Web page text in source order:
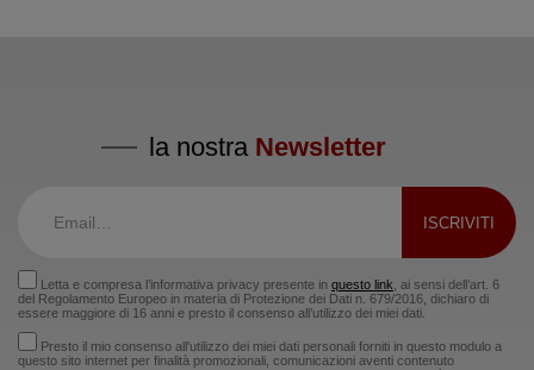
la nostra Newsletter
Letta e compresa l’informativa privacy presente in questo link , ai sensi dell’art. 6
del Regolamento Europeo in materia di Protezione dei Dati n. 679/2016, dichiaro di
essere maggiore di 16 anni e presto il consenso all’utilizzo dei miei dati.
Presto il mio consenso all'utilizzo dei miei dati personali forniti in questo modulo a
questo sito internet per finalità promozionali, comunicazioni aventi contenuto